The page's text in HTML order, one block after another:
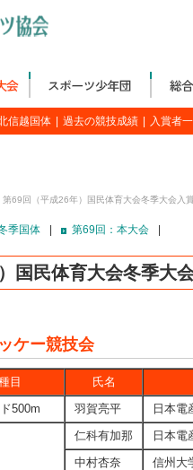
信越国体 過去の競技成績 入賞者
第69回（平成26年）国民体育大会冬季大会入
季国体 第69回：本大会
国民体育大会冬季大
ケー競技会
目
氏名
500m 羽賀亮平 日本電
仁科有加那
日本電
中村杏奈
信州大